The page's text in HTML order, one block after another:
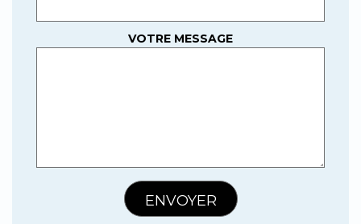
VOTRE MESSAGE